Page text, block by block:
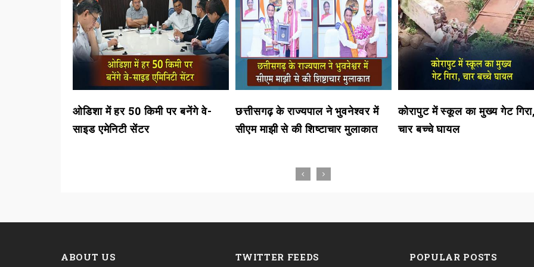
ओडिशा में हर 50 किमी पर बनेंगे वे-
साइड एमेनिटी सेंटर
छत्तीसगढ़ के राज्यपाल ने भुवनेश्वर में
सीएम माझी से की शिष्टाचार मुलाकात
कोरापुट में स्कूल का मुख्य गेट गिरा,
चार बच्चे घायल
ABOUT US TWITTER FEEDS POPULAR POSTS